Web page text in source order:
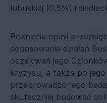
lubuskiej (0,5%) i
Poznanie opinii
dopasowanie działań
oczekiwań jego
kryzysu, a także po
przeprowadzonego
skuteczniej budować